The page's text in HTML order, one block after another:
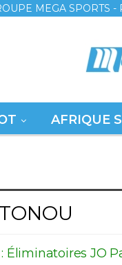
MEGA SPORTS
AFRIQUE
Éliminatoires JO